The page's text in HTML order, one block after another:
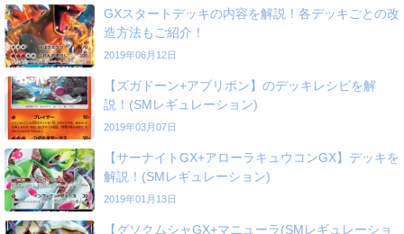
GXスタートデッキの内容を解説！各デッキごとの改
造方法もご紹介！
2019年06月12日
【ズガドーン+アブリボン】のデッキレシピを解
説！(SMレギュレーション)
2019年03月07日
【サーナイトGX+アローラキュウコンGX】デッキを
解説！(SMレギュレーション)
2019年01月13日
【グソクムシャGX+マニューラ(SMレギュレーショ